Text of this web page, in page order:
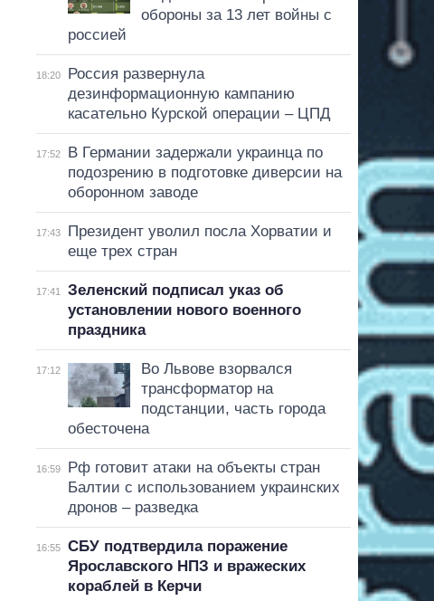
обороны за 13 лет войны с
россией
18:20
Россия развернула
дезинформационную кампанию
касательно Курской операции – ЦПД
17:52
В Германии задержали украинца по
подозрению в подготовке диверсии на
оборонном заводе
17:43
Президент уволил посла Хорватии и
еще трех стран
17:41
Зеленский подписал указ об
установлении нового военного
праздника
17:12
Во Львове взорвался
трансформатор на
подстанции, часть города
обесточена
16:59
Рф готовит атаки на объекты стран
Балтии с использованием украинских
дронов – разведка
16:55
СБУ подтвердила поражение
Ярославского НПЗ и вражеских
кораблей в Керчи